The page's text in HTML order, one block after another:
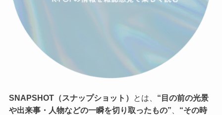
SNAPSHOT（スナップショット） とは、 “目の前の光景
や出来事・人物などの一瞬を切り取ったもの”
“その時